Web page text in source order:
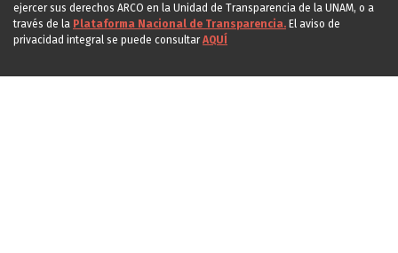
ejercer sus derechos ARCO en la Unidad de Transparencia de la UNAM, o a
través de la Plataforma Nacional de Transparencia. El aviso de
privacidad integral se puede consultarAQUÍ